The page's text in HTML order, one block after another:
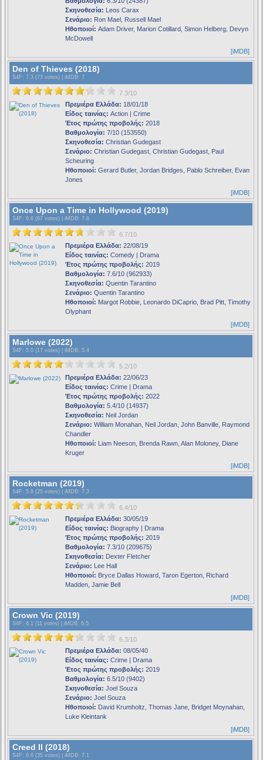
Σκηνοθεσία: Leos Carax
Σενάριο: Ron Mael, Russell Mael
Ηθοποιοί: Adam Driver, Marion Cotillard, Simon Helberg, Devyn
McDowell
[iMDB]
Den of Thieves (2018)
S4F : 7.3 (73 votes) | iMDB: 7
7.3/10
Πρεμιέρα Ελλάδα: 18/01/18
Είδος ταινίας: Action | Crime
Έτος πρώτης προβολής: 2018
Βαθμολογία: 7/10 (153550)
Σκηνοθεσία: Christian Gudegast
Σενάριο: Christian Gudegast, Christian Gudegast, Paul
Scheuring
Ηθοποιοί: Gerard Butler, Jordan Bridges, Pablo Schreiber, Evan
Jones
[iMDB]
Once Upon a Time in Hollywood (2019)
S4F : 6.6 (67 votes) | iMDB: 7.6
6.7/10
Πρεμιέρα Ελλάδα: 22/08/19
Είδος ταινίας: Comedy | Drama
Έτος πρώτης προβολής: 2019
Βαθμολογία: 7.6/10 (962933)
Σκηνοθεσία: Quentin Tarantino
Σενάριο: Quentin Tarantino
Ηθοποιοί: Margot Robbie, Leonardo DiCaprio, Brad Pitt, Timothy
Olyphant
[iMDB]
Marlowe (2022)
S4F : 5.0 (17 votes) | iMDB: 5.4
5.2/10
Πρεμιέρα Ελλάδα: 22/06/23
Είδος ταινίας: Crime | Drama
Έτος πρώτης προβολής: 2022
Βαθμολογία: 5.4/10 (14937)
Σκηνοθεσία: Neil Jordan
Σενάριο: William Monahan, Neil Jordan, John Banville, Raymond
Chandler
Ηθοποιοί: Liam Neeson, Brenda Rawn, Alan Moloney, Diane
Kruger
[iMDB]
Rocketman (2019)
S4F : 5.8 (25 votes) | iMDB: 7.3
6.4/10
Πρεμιέρα Ελλάδα: 30/05/19
Είδος ταινίας: Biography | Drama
Έτος πρώτης προβολής: 2019
Βαθμολογία: 7.3/10 (209675)
Σκηνοθεσία: Dexter Fletcher
Σενάριο: Lee Hall
Ηθοποιοί: Bryce Dallas Howard, Taron Egerton, Richard
Madden, Jamie Bell
[iMDB]
Crown Vic (2019)
S4F : 6.1 (11 votes) | iMDB: 6.5
6.3/10
Πρεμιέρα Ελλάδα: 08/05/40
Είδος ταινίας: Crime | Drama
Έτος πρώτης προβολής: 2019
Βαθμολογία: 6.5/10 (9402)
Σκηνοθεσία: Joel Souza
Σενάριο: Joel Souza
Ηθοποιοί: David Krumholtz, Thomas Jane, Bridget Moynahan,
Luke Kleintank
[iMDB]
Creed II (2018)
S4F : 6.6 (35 votes) | iMDB: 7.1